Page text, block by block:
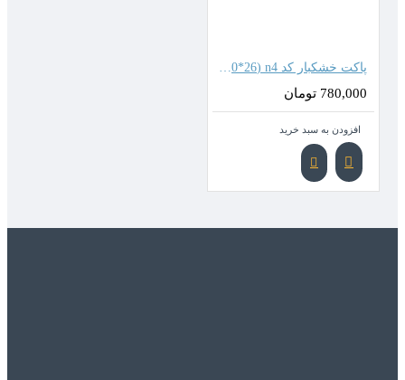
پاکت خشکبار کد n4 (20*26 سانتیمتر)
780,000 تومان
افزودن به سبد خرید